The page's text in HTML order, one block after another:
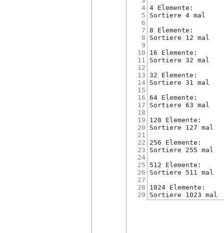
4
5
6
7
8
9
10
11
12
13
14
15
16
17
18
19
20
21
22
23
24
25
26
27
28
29
4 Elemente:
Sortiere 4 mal
8 Elemente:
Sortiere 12 mal
16 Elemente:
Sortiere 32 mal
32 Elemente:
Sortiere 31 mal
64 Elemente:
Sortiere 63 mal
128 Elemente:
Sortiere 127 mal
256 Elemente:
Sortiere 255 mal
512 Elemente:
Sortiere 511 mal
1024 Elemente:
Sortiere 1023 mal